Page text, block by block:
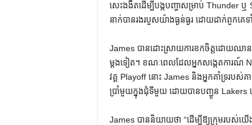
សេះងងឹតដើម្បីបង្កបញ្ហាសម្រាប់ Thunder ឬ
នាក់បានរងរបួសយ៉ាងធ្ងន់ធ្ងរ ដោយដាក់ពួកគ
James បាន​ដោះស្រាយ​ការ​ខក​ចិត្ត​ដោយ​ឈា
ម្ដង​ទៀត។ ខណៈពេលដែលអ្នកសង្កេតការណ៍
វគ្គ Playoff នោះ James និងអ្នកគាំទ្ររបស់
ប្រាំមួយក្នុងជុំទីមួយ ដោយបានបញ្ជូន Lakers
James បាននិយាយថា “ដើម្បីឱ្យក្រុមរប